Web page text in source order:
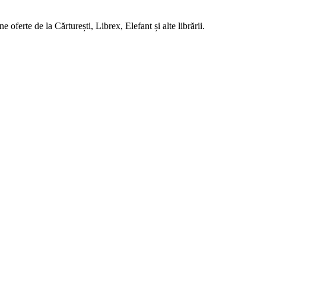
oferte de la Cărturești, Librex, Elefant și alte librării.